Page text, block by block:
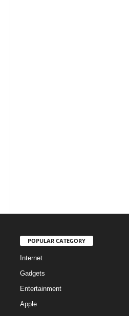
POPULAR CATEGORY
Internet
Gadgets
Entertainment
Apple